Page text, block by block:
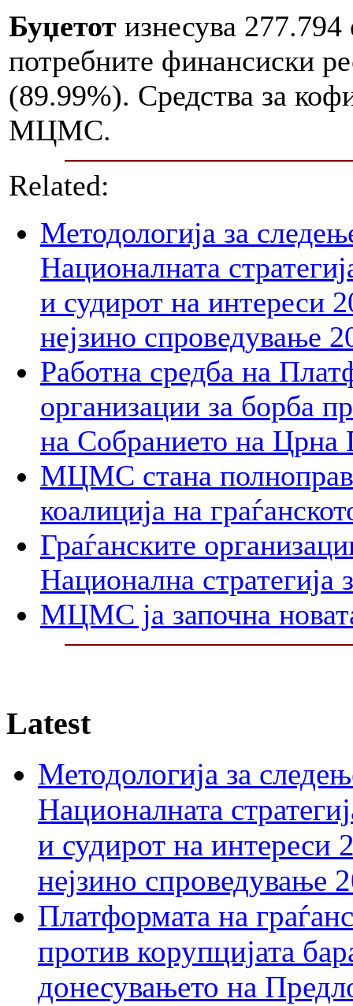
Буџетот изнесува 277.794
потребните финансиски
(89.99%). Средства за
МЦМС.
Related:
Методологија за
Националната
и судирот на интереси
нејзино спроведување
Работна средба на
организации за борба
на Собранието на Црна
МЦМС стана
коалиција на
Граѓанските
Национална стратегија
МЦМС ја започна
Latest
Методологија за
Националната
и судирот на интереси
нејзино спроведување
Платформата на
против корупцијата
донесувањето на